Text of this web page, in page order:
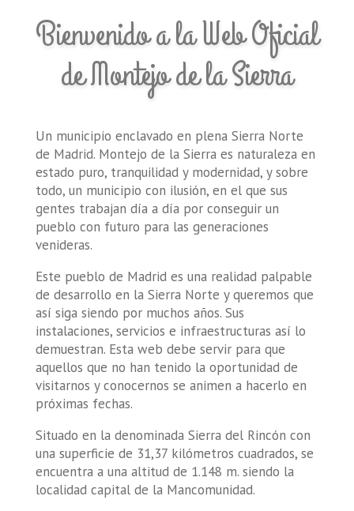
Bienvenido a la Web Oficial
de Montejo de la Sierra
Un municipio enclavado en plena Sierra Norte
de Madrid. Montejo de la Sierra es naturaleza en
estado puro, tranquilidad y modernidad, y sobre
todo, un municipio con ilusión, en el que sus
gentes trabajan día a día por conseguir un
pueblo con futuro para las generaciones
venideras.
Este pueblo de Madrid es una realidad palpable
de desarrollo en la Sierra Norte y queremos que
así siga siendo por muchos años. Sus
instalaciones, servicios e infraestructuras así lo
demuestran. Esta web debe servir para que
aquellos que no han tenido la oportunidad de
visitarnos y conocernos se animen a hacerlo en
próximas fechas.
Situado en la denominada Sierra del Rincón con
una superficie de 31,37 kilómetros cuadrados, se
encuentra a una altitud de 1.148 m. siendo la
localidad capital de la Mancomunidad.